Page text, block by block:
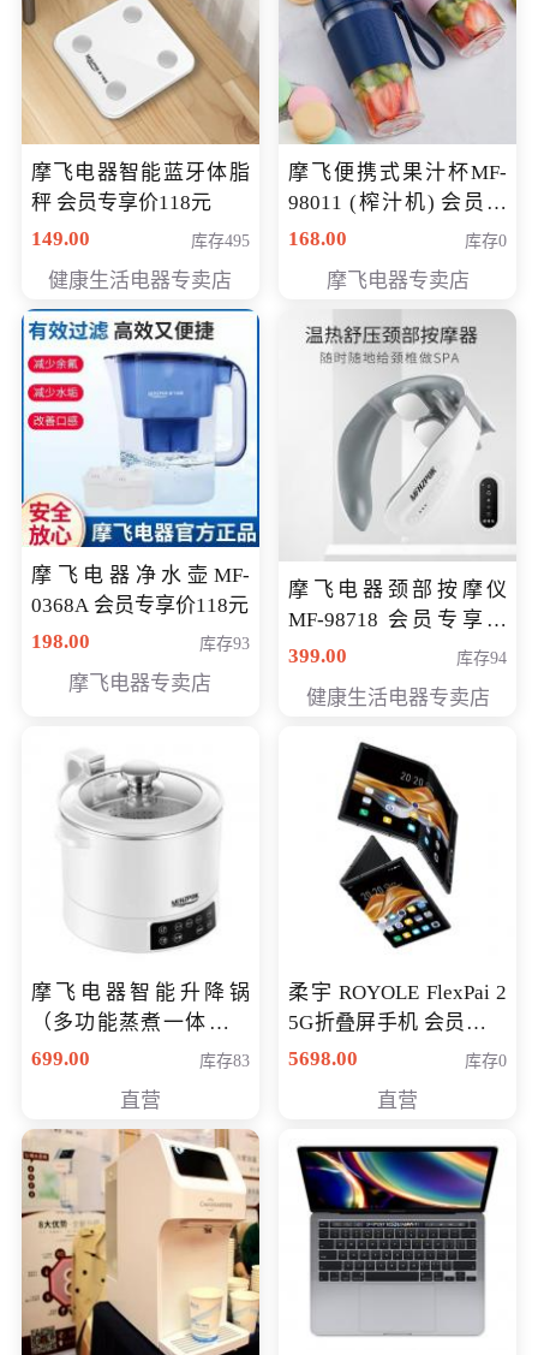
摩飞电器智能蓝牙体脂
秤 会员专享价118元
149.00
库存495
健康生活电器专卖店
摩飞便携式果汁杯MF-
98011 (榨汁机) 会员专
享价138元
168.00 库存0
摩飞电器专卖店
摩飞电器净水壶MF-
0368A 会员专享价118元
198.00
库存93
摩飞电器专卖店
摩飞电器颈部按摩仪
MF-98718 会员专享价
299元
399.00 库存94
健康生活电器专卖店
摩飞电器智能升降锅
（多功能蒸煮一体锅）
（智能升降养生锅） 会
699.00 库存83
直营
柔宇 ROYOLE FlexPai 2
5G折叠屏手机 会员专享
购买价格 4998元
5698.00 库存0
直营